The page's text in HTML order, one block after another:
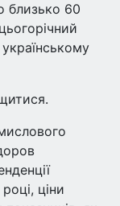
близько 60
ціни